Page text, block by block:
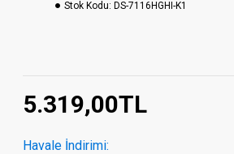
5.319,00TL
Havale İndirimi:
Stok Kodu: DS-7116HGHI-K1